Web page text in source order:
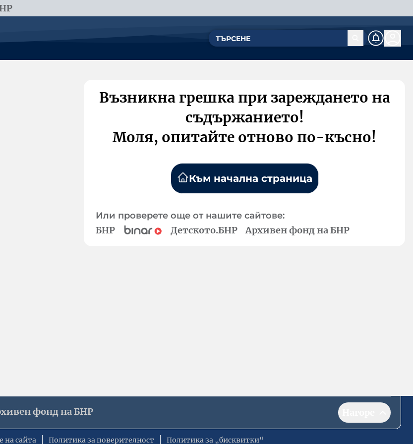
Възникна грешка при зареждането на
съдържанието!
Моля, опитайте отново по-късно!
Към начална страница
Или проверете още от нашите сайтове:
БНР Детското.БНР Архивен фонд на БНР
фонд на БНР
на сайта Политика за поверителност Политика за „бисквитки“